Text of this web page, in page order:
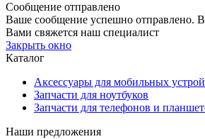
Сообщение отправлено
Ваше сообщение успешно отправлено.
Вами свяжется наш специалист
Закрыть окно
Каталог
Аксессуары для мобильных
Запчасти для ноутбуков
Запчасти для телефонов и
Наши предложения